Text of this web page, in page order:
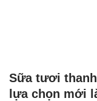
Sữa tươi
lựa chọn mới